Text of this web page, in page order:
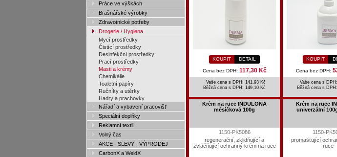
Práce ve výškách
Brašnářské výrobky
Zdravotnické potřeby
Drogerie / Hygiena
Mycí prostředky
Čistící prostředky
Desinfekční prostředky
Prací prostředky
Masti a krémy
Chemikálie
Toaletní papíry
Ručníky a utěrky
Hadry a prachovky
Nářadí a vybavení pracovišť
Speciální doplňky
Reklamní textil
Volný čas
AKCE - SLEVY - VÝPRODEJ
CarbonX a WeldX
KOUPIT DETAIL
Cena bez DPH: 117,30 Kč
Vaše cena s DPH: 141,93 Kč
Běžná cena s DPH: 149,10 Kč
KOUPIT
Cena bez DPH:
Vaše cena s
Běžná cena s DPH:
Krém na ruce INDULONA
měsíčková 100g
1150-PK5086
regenerační, zklidňující a
zvláčňující ochranný krém na ruce
Krém na ruce
univerzální
1150-
promašťující
ruce